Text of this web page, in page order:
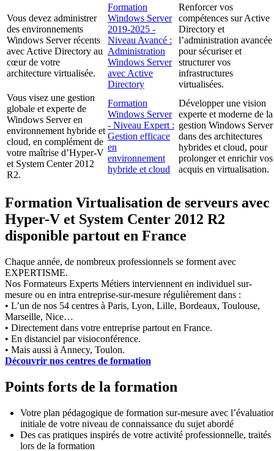
Vous devez administrer
des environnements
Windows Server récents
avec Active Directory au
cœur de votre
architecture virtualisée.
Formation
Windows Server
2019-2025 -
Niveau Avancé :
Administration
Windows Server
avec Active
Directory
Renforcer vos
compétences sur Active
Directory et
l’administration avancée
pour sécuriser et
structurer vos
infrastructures
virtualisées.
Vous visez une gestion
globale et experte de
Windows Server en
environnement hybride et
cloud, en complément de
votre maîtrise d’Hyper-V
et System Center 2012
R2.
Formation
Windows Server
- Niveau Expert :
Gestion efficace
en
environnement
hybride et cloud
Développer une vision
experte et moderne de la
gestion Windows Server
dans des architectures
hybrides et cloud, pour
prolonger et enrichir vos
acquis en virtualisation.
Formation Virtualisation de serveurs avec
Hyper-V et System Center 2012 R2
disponible partout en France
Chaque année, de nombreux professionnels se forment avec
EXPERTISME.
Nos Formateurs Experts Métiers interviennent en individuel sur-
mesure ou en intra entreprise-sur-mesure régulièrement dans :
• L’un de nos 54 centres à Paris, Lyon, Lille, Bordeaux, Toulouse,
Marseille, Nice…
• Directement dans votre entreprise partout en France.
• En distanciel par visioconférence.
• Mais aussi à Annecy, Toulon.
Découvrir nos centres de formation
Points forts de la formation
Votre plan pédagogique de formation sur-mesure avec
initiale de votre niveau de connaissance du sujet abordé
Des cas pratiques inspirés de votre activité professionnelle, traités
lors de la formation